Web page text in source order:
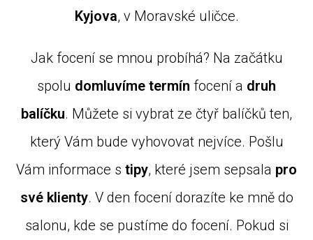
Kyjova, v Moravské uličce.
Jak focení se mnou probíhá? Na začátku
spolu domluvíme termín focení a druh
balíčku. Můžete si vybrat ze čtyř balíčků ten,
který Vám bude vyhovovat nejvíce. Pošlu
Vám informace s tipy, které jsem sepsala pro
své klienty. V den focení dorazíte ke mně do
salonu, kde se pustíme do focení. Pokud si